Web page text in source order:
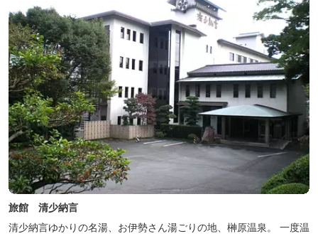
旅館 清少納言
清少納言ゆかりの名湯、お伊勢さん湯ごりの地、榊原温泉。 一度温